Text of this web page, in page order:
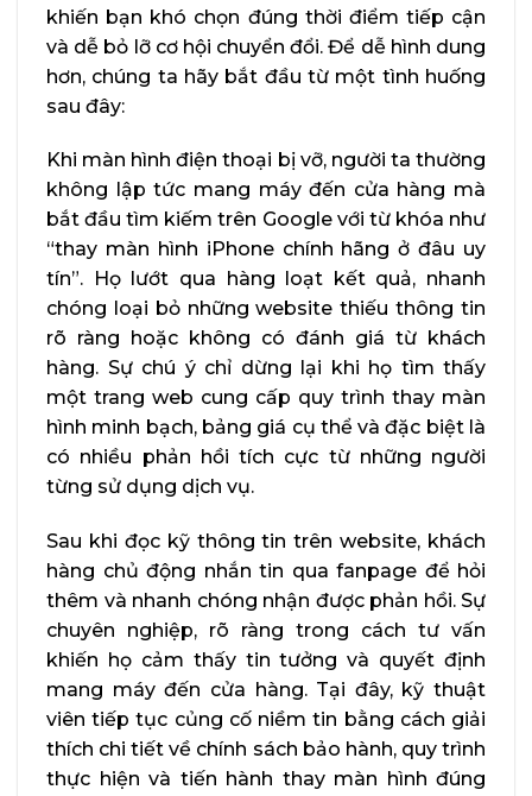
khiến bạn khó chọn đúng thời điểm tiếp cận
và dễ bỏ lỡ cơ hội chuyển đổi. Để dễ hình dung
hơn, chúng ta hãy bắt đầu từ một tình huống
sau đây:
Khi màn hình điện thoại bị vỡ, người ta thường
không lập tức mang máy đến cửa hàng mà
bắt đầu tìm kiếm trên Google với từ khóa như
“thay màn hình iPhone chính hãng ở đâu uy
tín”. Họ lướt qua hàng loạt kết quả, nhanh
chóng loại bỏ những website thiếu thông tin
rõ ràng hoặc không có đánh giá từ khách
hàng. Sự chú ý chỉ dừng lại khi họ tìm thấy
một trang web cung cấp quy trình thay màn
hình minh bạch, bảng giá cụ thể và đặc biệt là
có nhiều phản hồi tích cực từ những người
từng sử dụng dịch vụ.
Sau khi đọc kỹ thông tin trên website, khách
hàng chủ động nhắn tin qua fanpage để hỏi
thêm và nhanh chóng nhận được phản hồi. Sự
chuyên nghiệp, rõ ràng trong cách tư vấn
khiến họ cảm thấy tin tưởng và quyết định
mang máy đến cửa hàng. Tại đây, kỹ thuật
viên tiếp tục củng cố niềm tin bằng cách giải
thích chi tiết về chính sách bảo hành, quy trình
thực hiện và tiến hành thay màn hình đúng